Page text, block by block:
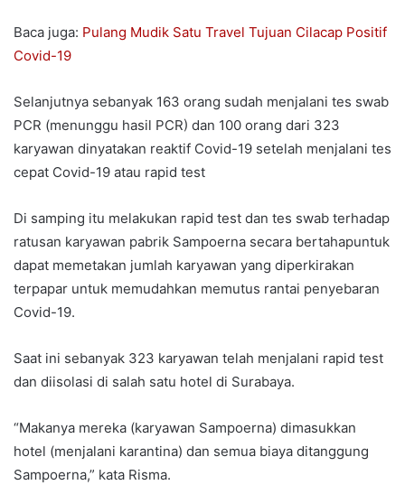
Baca juga: Pulang Mudik Satu Travel Tujuan Cilacap Positif
Covid-19
Selanjutnya sebanyak 163 orang sudah menjalani tes swab
PCR (menunggu hasil PCR) dan 100 orang dari 323
karyawan dinyatakan reaktif Covid-19 setelah menjalani tes
cepat Covid-19 atau rapid test
Di samping itu melakukan rapid test dan tes swab terhadap
ratusan karyawan pabrik Sampoerna secara bertahapuntuk
dapat memetakan jumlah karyawan yang diperkirakan
terpapar untuk memudahkan memutus rantai penyebaran
Covid-19.
Saat ini sebanyak 323 karyawan telah menjalani rapid test
dan diisolasi di salah satu hotel di Surabaya.
“Makanya mereka (karyawan Sampoerna) dimasukkan
hotel (menjalani karantina) dan semua biaya ditanggung
Sampoerna,” kata Risma.